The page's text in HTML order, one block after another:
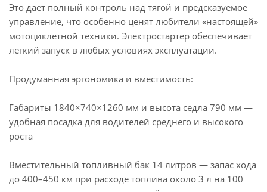
Это даёт полный контроль над тягой и предсказуемое
управление, что особенно ценят любители «настоящей»
мотоциклетной техники. Электростартер обеспечивает
лёгкий запуск в любых условиях эксплуатации.
Продуманная эргономика и вместимость:
Габариты 1840×740×1260 мм и высота седла 790 мм —
удобная посадка для водителей среднего и высокого
роста
Вместительный топливный бак 14 литров — запас хода
до 400–450 км при расходе топлива около 3 л на 100